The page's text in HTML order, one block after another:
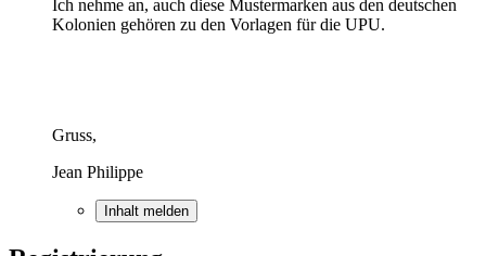
Ich nehme an, auch diese Mustermarken aus den deutschen
Kolonien gehören zu den Vorlagen für die UPU.
Gruss,
Jean Philippe
Inhalt melden